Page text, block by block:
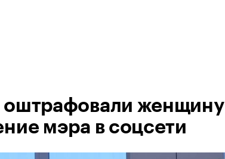
оштрафовали женщину
мэра в соцсети